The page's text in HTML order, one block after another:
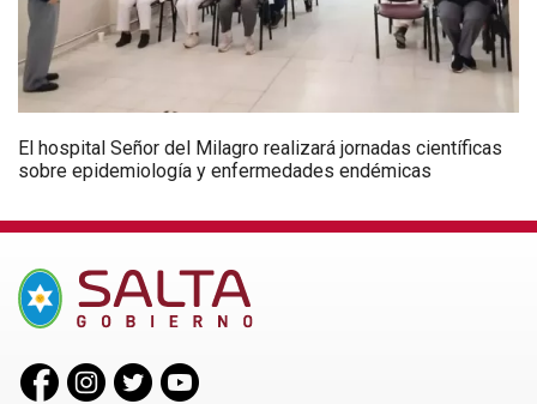
El hospital Señor del Milagro realizará jornadas científicas
sobre epidemiología y enfermedades endémicas